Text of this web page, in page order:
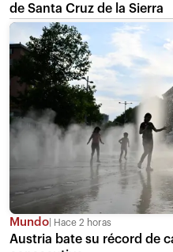
de Santa Cruz de la Sierra
Mundo Hace 2 horas
Austria bate su récord de